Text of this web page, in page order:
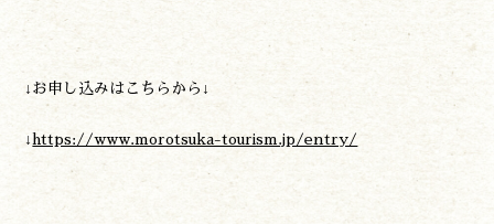
↓お申し込みはこちらから↓
↓ https://www.morotsuka-tourism.jp/entry/